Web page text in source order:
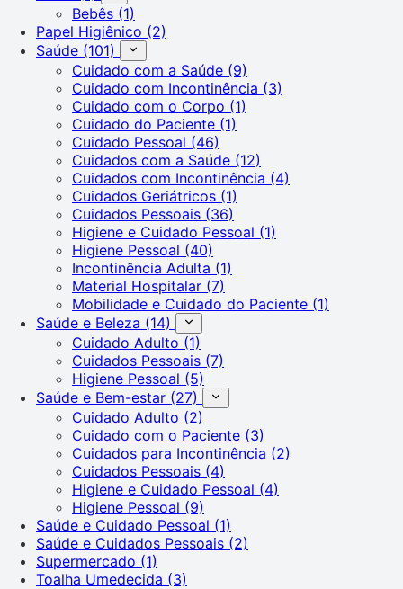
Bebês (1)
Papel Higiênico (2)
Saúde (101)
Cuidado com a Saúde (9)
Cuidado com Incontinência (3)
Cuidado com o Corpo (1)
Cuidado do Paciente (1)
Cuidado Pessoal (46)
Cuidados com a Saúde (12)
Cuidados com Incontinência (4)
Cuidados Geriátricos (1)
Cuidados Pessoais (36)
Higiene e Cuidado Pessoal (1)
Higiene Pessoal (40)
Incontinência Adulta (1)
Material Hospitalar (7)
Mobilidade e Cuidado do Paciente (1)
Saúde e Beleza (14)
Cuidado Adulto (1)
Cuidados Pessoais (7)
Higiene Pessoal (5)
Saúde e Bem-estar (27)
Cuidado Adulto (2)
Cuidado com o Paciente (3)
Cuidados para Incontinência (2)
Cuidados Pessoais (4)
Higiene e Cuidado Pessoal (4)
Higiene Pessoal (9)
Saúde e Cuidado Pessoal (1)
Saúde e Cuidados Pessoais (2)
Supermercado (1)
Toalha Umedecida (3)